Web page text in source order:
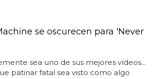
se oscurecen para 'Never
sea uno de sus mejores vídeos...
patinar fatal sea visto como algo